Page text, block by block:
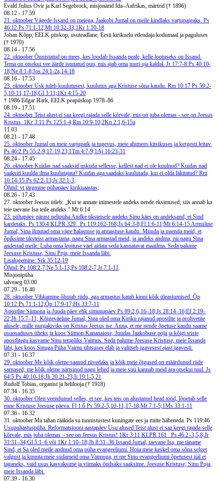
Evald Julius Ovir ja Karl Segebrock, misjonärid Ida–Aafrikas, märtrid († 1896)
08.12 - 17.59
21. oktoober Vägede Issand on meiega, Jaakobi Jumal on meile kindlaks varjupaigaks. Ps
46:12 Ps 71:1-12;Mt 10:32-33;1Kr 1:10-18
Johan Kõpp, EELK piiskop, usuteadlane, Eesti kirikuelu edendaja kodumaal ja paguluses
(† 1970)
08.14 - 17.56
22. oktoober Õnnistatud on mees, kes loodab Issanda peale, kelle lootuseks on Issand.
Tema on otsekui vee äärde istutatud puu, mis ajab oma juuri oja kaldal. Jr 17:7-8 Ps 40:10-
18;Ne 8:1-8;Jos 24:1-2a,14-18
08.16 - 17.53
23. oktoober Usk tuleb kuulutusest, kuulutus aga Kristuse sõna kaudu. Rm 10:17 Ps 59:2-
5,10-11,17-18;Gl 3:11;1Kr 4:15-20
† 1986 Edgar Hark, EELK peapiiskop 1978–86
08.19 - 17.51
24. oktoober Teist alust ei saa keegi rajada selle kõrvale, mis on juba olemas - see on Jeesus
Kristus. 1Kr 3:11 Ps 125:1-4;Rm 10:9-10;2Kn 2:1,6-15a
11.03
08.21 - 17.48
25. oktoober Jumal on meie varjupaik ja tugevus, meie abimees kitsikuses ja kergesti leitav.
Ps 46:2 Ps 55:2-9,17-19,23;1Tm 4:7-9;1Aj 16:23-31
08.24 - 17.45
26. oktoober Kuidas nad saaksid uskuda sellesse, kellest nad ei ole kuulnud? Kuidas nad
saaksid kuulda ilma kuulutajata? Kuidas aga saadaks kuulutada, kui ei olda läkitatud? Rm
10:14-15 Ps 62:2-13;Js 32:1-3;
Õhtul: vt järgmine pühapäev kirikuaastas;
08.26 - 17.43
27. oktoober Jeesus ütleb: „Kui te annate inimestele andeks nende eksimused, siis annab ka
teie taevane Isa teile andeks.“ Mt 6:14
23. pühapäev pärast nelipühaAndke üksteisele andeks Sinu käes on andeksand, et Sind
kardetaks. Ps 130:4 KLPR 329 Ps 119:162-168;Js 64:3-8;Fl 1:6-11;Mt 6:14-15Armuline
Jumal, Sina ilmutad oma väge halastuse ja armastuse kaudu. Muuda ja uuenda meid, et
õpiksime üksteist armastama, nagu Sina armastad meid, ja andeks andma, nii nagu Sina
andestad meile. Luba oma lepituse väel aidata seda kannatavat maailma. Seda palume
Jeesuse Kristuse, Sinu Poja, meie Issanda läbi.
Lisalugemine: Srk 35:12-19
Õhtul: Ps 108:2-7;Ne 5:1-13;Ps 108:2-7;Jr 7:1-11
Misjonipüha
talveaeg 03.00
07.29 - 16.40
28. oktoober Vihkamine õhutab riidu, aga armastus katab kinni kõik üleastumised. Õp
10:12 Ps 71:1-12;Õp 17:9-17;Hs 33:7-11
Apostlite Siimona ja Juuda päev ehk simunapäev Ps 89:2,6,16–18;Js 28:14–16;Ef 2:19–
22;Jh 15:7–11; Kõigeväeline Jumal, Sina oled oma Kiriku rajanud apostlite ja prohvetite
alusele, mille nurgakiviks on Kristus Jeesus ise. Anna, et me nende õpetuse kaudu saame
usuosaduses üheks ja koos Siimon Kananaiose, Juudas Jaakobuse poja ja kõigi teiste
apostlitega kasvame Sinu templiks Vaimus. Seda palume Jeesuse Kristuse, meie Issanda
läbi, kes koos Sinuga Püha Vaimu ühtsuses elab ja valitseb igavesest ajast igavesti.
07.31 - 16.37
29. oktoober Me kõik oleme saanud rüvedaks ja kõik meie õigused on määrdunud riide
sarnased; me kõik oleme närtsinud nagu lehed ja meie süü kannab meid ära otsekui tuul. Js
64:5 Ps 40:10-18;Jh 20:21-23;Ii 19:1-5,21
Rudolf Tobias, organist ja helilooja († 1918)
07.34 - 16.35
30. oktoober Olen veendunud selles, et see, kes teis on alustanud head tööd, lõpetab selle
enne Kristuse Jeesuse päeva. Fl 1:6 Ps 59:2-5,10-11,17-18;Mt 7:1-5;1Ms 33:1-11
07.36 - 16.32
31. oktoober Ma tahan rääkida su tunnistustest kuningate ees ja mitte häbeneda. Ps 119:46
Usupuhastuspüha. Reformatsiooni aastapäev Usu alused Teist alust ei saa keegi rajada selle
kõrvale, mis juba olemas – see on Jeesus Kristus! 1Kr 3:11 KLPR 161
Ps 46:2–3,5,8;Jr
31:31–34;Gl 5:1–6 või 1Kr 1:10–18;Jh 8:31–36 Issand Jumal, taevane Isa, me täname
Sind, et Sa oled meile andnud oma püha evangeeliumi. Hoia meie keskel oma sõna selget
valgust ja kinnita meie südameid oma Vaimuga, et me Sinu evangeeliumi õpetusest iial ei
taganeks, vaid usus kasvaksime ja viimaks õndsaks saaksime. Jeesuse Kristuse, Sinu Poja,
meie Issanda läbi.
07.39 - 16.30